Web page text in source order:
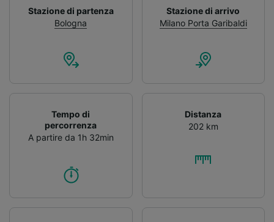
Stazione di partenza
Bologna
Stazione di arrivo
Milano Porta Garibaldi
Tempo di
percorrenza
A partire da 1h 32min
Distanza
202 km